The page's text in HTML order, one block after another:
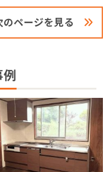
のページを見る